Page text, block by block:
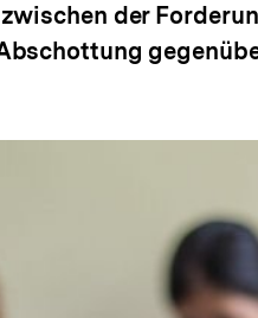
der